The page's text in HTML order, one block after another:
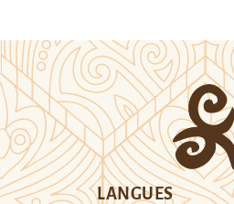
LANGUES